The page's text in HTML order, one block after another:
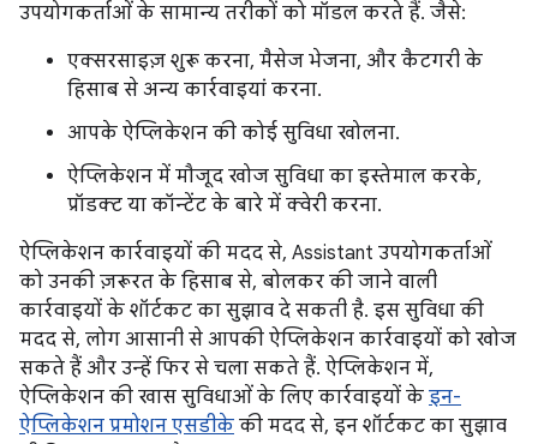
उपयोगकर्ताओं के सामान्य तरीकों को मॉडल करते हैं. जैसे:
एक्सरसाइज़ शुरू करना, मैसेज भेजना, और कैटगरी के
हिसाब से अन्य कार्रवाइयां करना.
आपके ऐप्लिकेशन की कोई सुविधा खोलना.
ऐप्लिकेशन में मौजूद खोज सुविधा का इस्तेमाल करके,
प्रॉडक्ट या कॉन्टेंट के बारे में क्वेरी करना.
ऐप्लिकेशन कार्रवाइयों की मदद से, Assistant उपयोगकर्ताओं
को उनकी ज़रूरत के हिसाब से, बोलकर की जाने वाली
कार्रवाइयों के शॉर्टकट का सुझाव दे सकती है. इस सुविधा की
मदद से, लोग आसानी से आपकी ऐप्लिकेशन कार्रवाइयों को खोज
सकते हैं और उन्हें फिर से चला सकते हैं. ऐप्लिकेशन में,
ऐप्लिकेशन की खास सुविधाओं के लिए कार्रवाइयों के इन-
ऐप्लिकेशन प्रमोशन एसडीके की मदद से, इन शॉर्टकट का सुझाव